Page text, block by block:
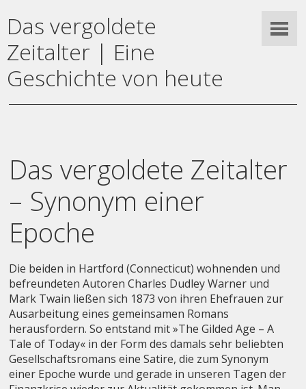
Das vergoldete
Zeitalter | Eine
Geschichte von heute
Das vergoldete Zeitalter
– Synonym einer
Epoche
Die beiden in Hartford (Connecticut) wohnenden und
befreundeten Autoren Charles Dudley Warner und
Mark Twain ließen sich 1873 von ihren Ehefrauen zur
Ausarbeitung eines gemeinsamen Romans
herausfordern. So entstand mit »The Gilded Age – A
Tale of Today« in der Form des damals sehr beliebten
Gesellschaftsromans eine Satire, die zum Synonym
einer Epoche wurde und gerade in unseren Tagen der